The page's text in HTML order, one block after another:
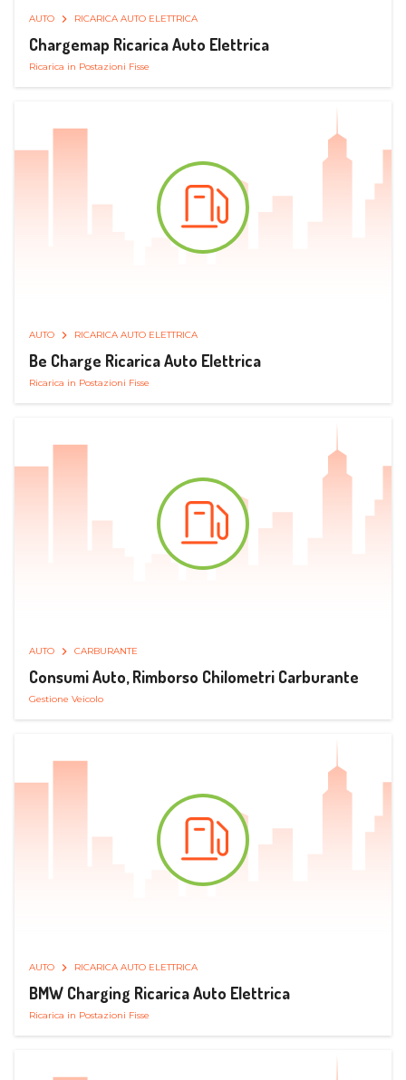
AUTO RICARICA AUTO ELETTRICA
Chargemap Ricarica Auto Elettrica
Ricarica in Postazioni Fisse
AUTO RICARICA AUTO ELETTRICA
Be Charge Ricarica Auto Elettrica
Ricarica in Postazioni Fisse
AUTO CARBURANTE
Consumi Auto, Rimborso Chilometri Carburante
Gestione Veicolo
AUTO RICARICA AUTO ELETTRICA
BMW Charging Ricarica Auto Elettrica
Ricarica in Postazioni Fisse